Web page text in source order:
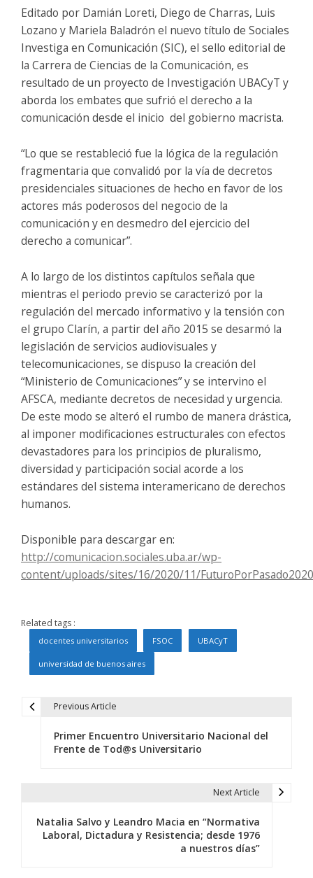
Editado por Damián Loreti, Diego de Charras, Luis
Lozano y Mariela Baladrón el nuevo título de Sociales
Investiga en Comunicación (SIC), el sello editorial de
la Carrera de Ciencias de la Comunicación, es
resultado de un proyecto de Investigación UBACyT y
aborda los embates que sufrió el derecho a la
comunicación desde el inicio del gobierno macrista.
“Lo que se restableció fue la lógica de la regulación
fragmentaria que convalidó por la vía de decretos
presidenciales situaciones de hecho en favor de los
actores más poderosos del negocio de la
comunicación y en desmedro del ejercicio del
derecho a comunicar”.
A lo largo de los distintos capítulos señala que
mientras el periodo previo se caracterizó por la
regulación del mercado informativo y la tensión con
el grupo Clarín, a partir del año 2015 se desarmó la
legislación de servicios audiovisuales y
telecomunicaciones, se dispuso la creación del
“Ministerio de Comunicaciones” y se intervino el
AFSCA, mediante decretos de necesidad y urgencia.
De este modo se alteró el rumbo de manera drástica,
al imponer modificaciones estructurales con efectos
devastadores para los principios de pluralismo,
diversidad y participación social acorde a los
estándares del sistema interamericano de derechos
humanos.
Disponible para descargar en:
http://comunicacion.sociales.uba.ar/wp-
content/uploads/sites/16/2020/11/
Related tags :
docentes universitarios FSOC UBACyT
universidad de buenos aires
Previous Article
Primer Encuentro Universitario Nacional del
Frente de Tod@s Universitario
Next Article
Natalia Salvo y Leandro Macia en “Normativa
Laboral, Dictadura y Resistencia; desde 1976
a nuestros días”